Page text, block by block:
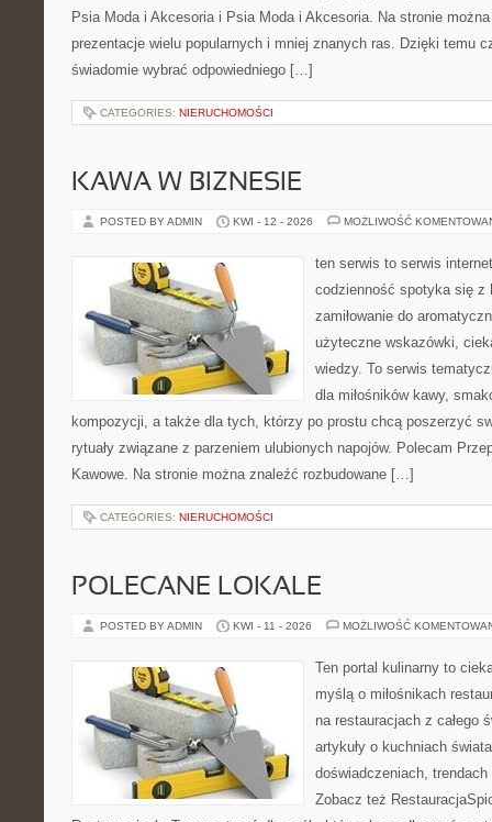
Psia Moda i Akcesoria i Psia Moda i Akcesoria. Na stronie
prezentacje wielu popularnych i mniej znanych ras. Dzięki temu
świadomie wybrać odpowiedniego […]
CATEGORIES: NIERUCHOMOŚCI
KAWA W BIZNESIE
POSTED BY ADMIN KWI - 12 - 2026 MOŻLIWOŚĆ
ten serwis to serwis
codzienność spotyka się z
zamiłowanie do
użyteczne wskazówki,
wiedzy. To serwis
dla miłośników kawy,
kompozycji, a także dla tych, którzy po prostu chcą poszerzyć
rytuały związane z parzeniem ulubionych napojów. Polecam
Kawowe. Na stronie można znaleźć rozbudowane […]
CATEGORIES: NIERUCHOMOŚCI
POLECANE LOKALE
POSTED BY ADMIN KWI - 11 - 2026 MOŻLIWOŚĆ
Ten portal kulinarny to
myślą o miłośnikach
na restauracjach z całego
artykuły o kuchniach
doświadczeniach,
Zobacz też